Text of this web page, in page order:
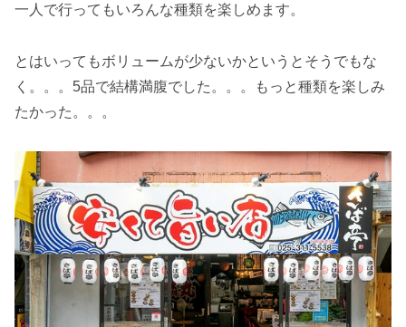
一人で行ってもいろんな種類を楽しめます。
とはいってもボリュームが少ないかというとそうでもな
く。。。5品で結構満腹でした。。。もっと種類を楽しみ
たかった。。。